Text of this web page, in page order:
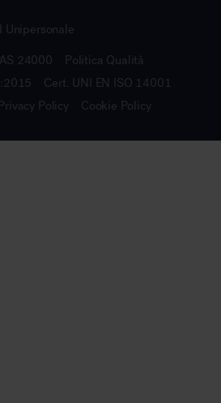
24000
Politica Qualità
Cert. UNI EN ISO 14001
Privacy Policy Cookie Policy